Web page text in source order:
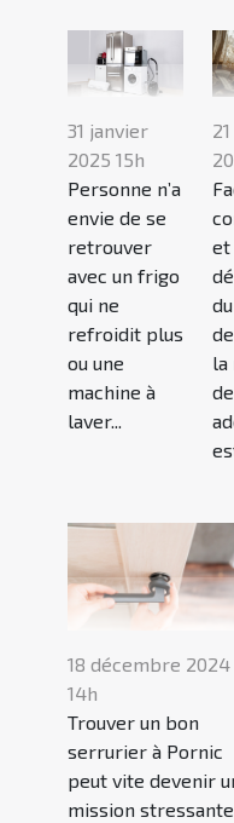
31 janvier
2025 15h
Personne n’a
envie de se
retrouver
avec un frigo
qui ne
refroidit plus
ou une
machine à
laver...
et
la
18 décembre 2024
14h
Trouver un bon
serrurier à Pornic
peut vite devenir
mission